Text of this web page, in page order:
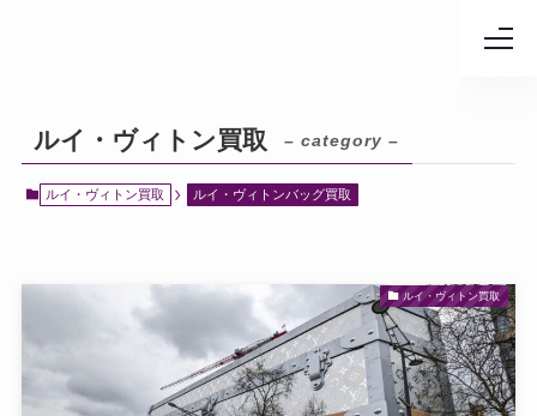
ルイ・ヴィトン買取 – category –
ルイ・ヴィトン買取 ルイ・ヴィトンバッグ買取
ルイ・ヴィトン買取